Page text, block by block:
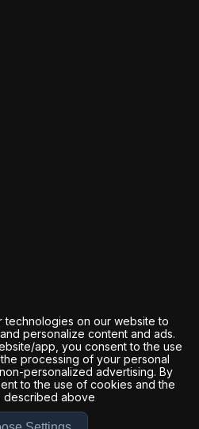
technologies on our website to
personalize content and ads.
app, you consent to the use
processing of your personal
personalized advertising. By
to the use of cookies and the
described above